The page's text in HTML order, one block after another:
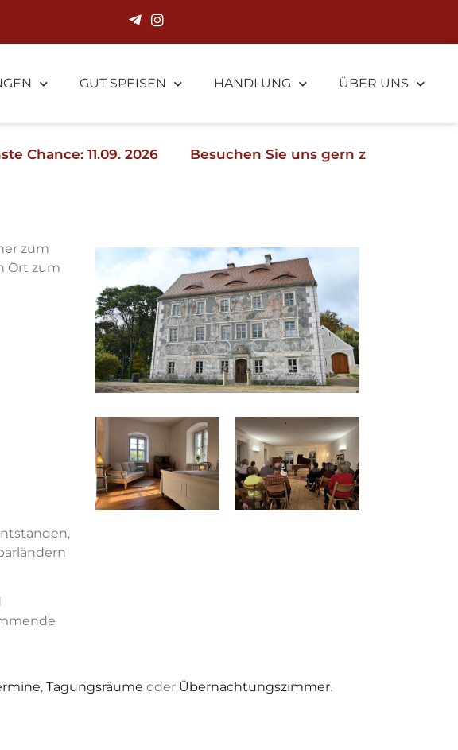
GUT SPEISEN HANDLUNG ÜBER UNS
2026 Besuchen Sie uns gern zum "Tag des offenen
zum
Ort zum
, Tagungsräume oder Übernachtungszimmer.